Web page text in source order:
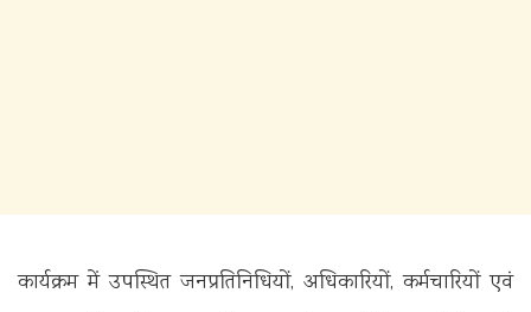
कार्यक्रम में उपस्थित जनप्रतिनिधियों, अधिकारियों, कर्मचारियों एवं